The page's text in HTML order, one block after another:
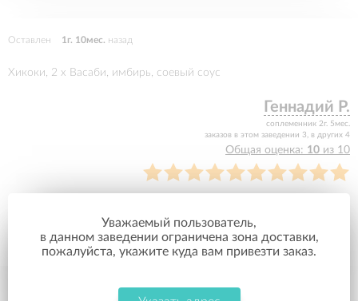
Оставлен 1г. 10мес. назад
Хикоки, 2 x Васаби, имбирь, соевый соус
Геннадий Р.
соплеменник 2г. 5мес.
заказов в этом заведении 3, в других 4
Общая оценка: 10 из 10
0
Уважаемый пользователь,
в данном заведении ограничена зона доставки,
пожалуйста, укажите куда вам привезти заказ.